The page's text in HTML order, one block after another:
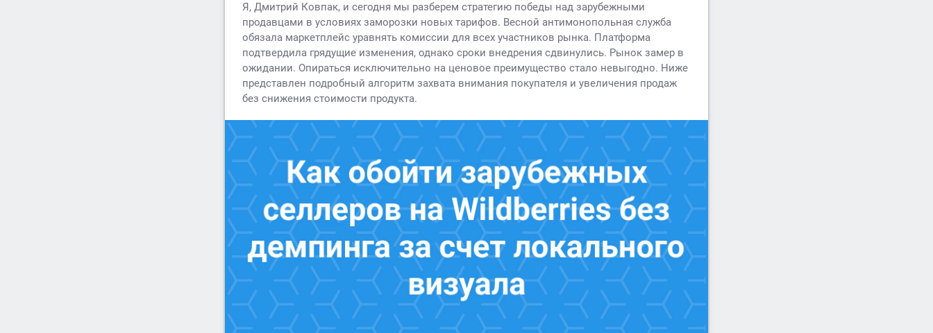
Я, Дмитрий Ковпак, и сегодня мы разберем стратегию победы над зарубежными
продавцами в условиях заморозки новых тарифов. Весной антимонопольная служба
обязала маркетплейс уравнять комиссии для всех участников рынка. Платформа
подтвердила грядущие изменения, однако сроки внедрения сдвинулись. Рынок замер в
ожидании. Опираться исключительно на ценовое преимущество стало невыгодно. Ниже
представлен подробный алгоритм захвата внимания покупателя и увеличения продаж
без снижения стоимости продукта.